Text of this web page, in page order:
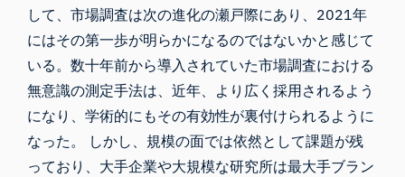
して、市場調査は次の進化の瀬戸際にあり、2021年
にはその第一歩が明らかになるのではないかと感じて
いる。数十年前から導入されていた市場調査における
無意識の測定手法は、近年、より 広く採用される よう
になり 、学術的にもその有効性が裏付けられる ように
なった。 しかし、規模の面では依然として課題が残
っており、大手企業や大規模な研究所は最大手ブラン